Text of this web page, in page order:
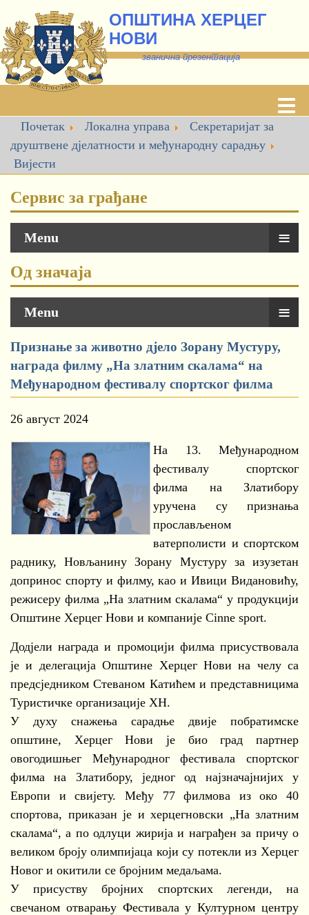
ОПШТИНА ХЕРЦЕГ
НОВИ
званична презентација
Почетак Локална управа
Секретаријат за
друштвене дјелатности и међународну сарадњу
Вијести
Сервис за грађане
Menu ≡
Од значаја
Menu ≡
Признање за животно дјело Зорану Мустуру,
награда филму „На златним скалама“ на
Међународном фестивалу спортског филма
26 август 2024
На 13. Међународном
фестивалу спортског
филма на Златибору
уручена су признања
прослављеном
ватерполисти и спортском
раднику, Новљанину Зорану Мустуру за изузетан
допринос спорту и филму, као и Ивици Видановићу,
режисеру филма „На златним скалама“ у продукцији
Општине Херцег Нови и компаније Cinne sport.
Додјели награда и промоцији филма присуствовала
је и делегација Општине Херцег Нови на челу са
предсједником Стеваном Катићем и представницима
Туристичке организације ХН.
У духу снажења сарадње двије побратимске
општине, Херцег Нови је био град партнер
овогодишњег Међународног фестивала спортског
филма на Златибору, једног од најзначајнијих у
Европи и свијету. Међу 77 филмова из око 40
спортова, приказан је и херцегновски „На златним
скалама“, а по одлуци жирија и награђен за причу о
великом броју олимпијаца који су потекли из Херцег
Новог и окитили се бројним медаљама.
У присуству бројних спортских легенди, на
свечаном отварању Фестивала у Културном центру